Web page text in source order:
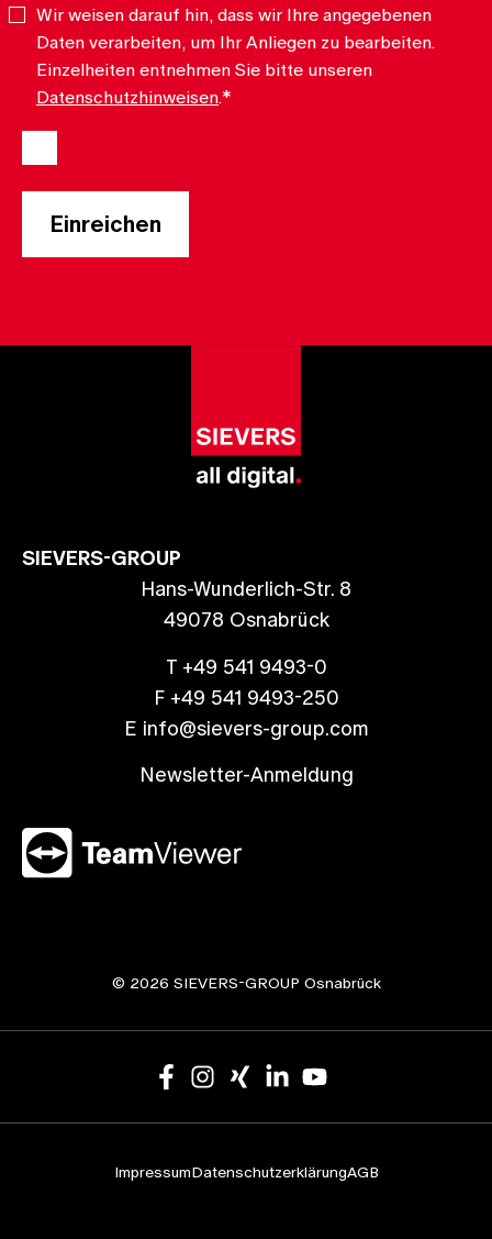
Datenschutz*
Wir weisen darauf hin, dass wir Ihre angegebenen
Daten verarbeiten, um Ihr Anliegen zu bearbeiten.
Einzelheiten entnehmen Sie bitte unseren
Datenschutzhinweisen.*
SIEVERS-GROUP
Hans-Wunderlich-Str. 8
49078 Osnabrück
T +49 541 9493-0
F +49 541 9493-250
E info@sievers-group.com
Newsletter-Anmeldung
© 2026 SIEVERS-GROUP Osnabrück
ImpressumDatenschutzerklärungAGB